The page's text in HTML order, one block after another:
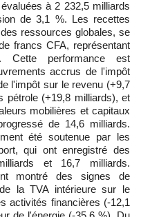
à 2 232,5 milliards
de 3,1 %. Les recettes
ressources globales, se
francs CFA, représentant
Cette performance est
accrus de l'impôt
l'impôt sur le revenu (+9,7
pétrole (+19,8 milliards), et
mobilières et capitaux
de 14,6 milliards.
été soutenue par les
qui ont enregistré des
et 16,7 milliards.
montré des signes de
la TVA intérieure sur le
activités financières (-12,1